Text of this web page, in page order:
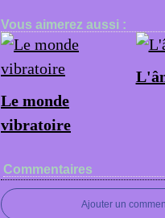
Vous aimerez aussi :
Le monde
vibratoire
Commentaires
Ajouter un